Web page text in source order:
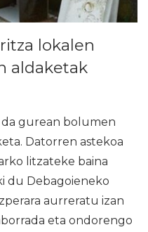
lokalen
aldaketak
gurean bolumen
Datorren astekoa
litzateke baina
du Debagoieneko
aurreratu izan
eta ondorengo